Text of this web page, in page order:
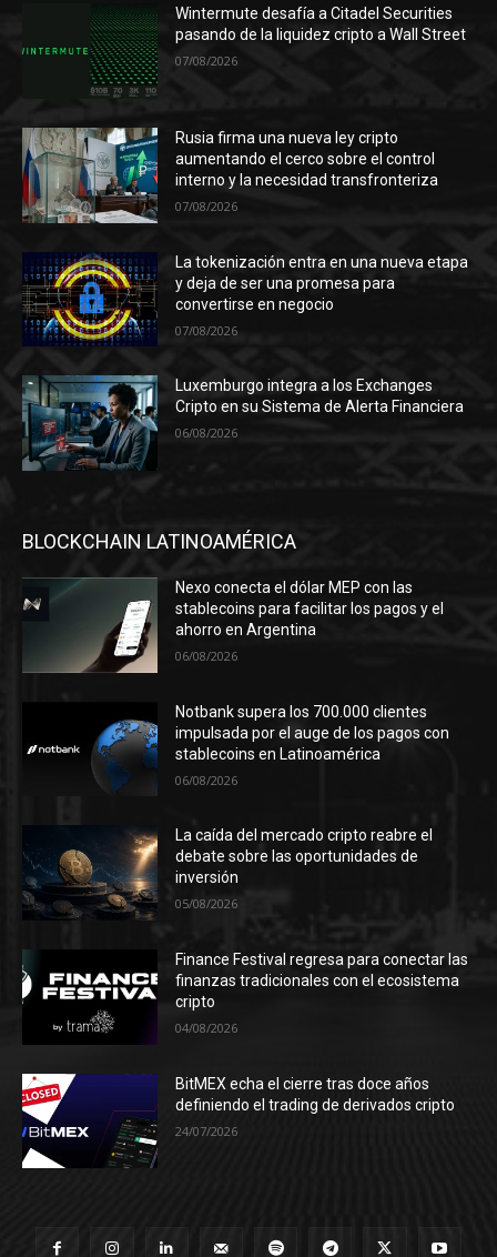
Wintermute desafía a Citadel Securities
pasando de la liquidez cripto a Wall Street
07/08/2026
Rusia firma una nueva ley cripto
aumentando el cerco sobre el control
interno y la necesidad transfronteriza
07/08/2026
La tokenización entra en una nueva etapa
y deja de ser una promesa para
convertirse en negocio
07/08/2026
Luxemburgo integra a los Exchanges
Cripto en su Sistema de Alerta Financiera
06/08/2026
BLOCKCHAIN LATINOAMÉRICA
Nexo conecta el dólar MEP con las
stablecoins para facilitar los pagos y el
ahorro en Argentina
06/08/2026
Notbank supera los 700.000 clientes
impulsada por el auge de los pagos con
stablecoins en Latinoamérica
06/08/2026
La caída del mercado cripto reabre el
debate sobre las oportunidades de
inversión
05/08/2026
Finance Festival regresa para conectar las
finanzas tradicionales con el ecosistema
cripto
04/08/2026
BitMEX echa el cierre tras doce años
definiendo el trading de derivados cripto
24/07/2026